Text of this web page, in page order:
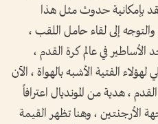
بإمكانية حدوث مثل هذا
والتوجه إلى لقاء حامل اللقب ،
في عالم كرة القدم ،
الفتية الأشبه بالهواة ، الآن
، هدية من المونديال اعترافاً
الأرجنتين ، وهنا تظهر القيمة